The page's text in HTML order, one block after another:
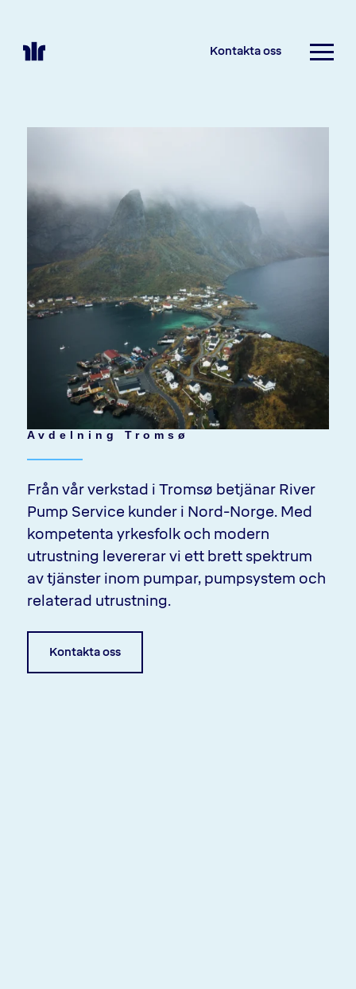
Kontakta oss
Avdelning Tromsø
Från vår verkstad i Tromsø betjänar River
Pump Service kunder i Nord-Norge. Med
kompetenta yrkesfolk och modern
utrustning levererar vi ett brett spektrum
av tjänster inom pumpar, pumpsystem och
relaterad utrustning.
Kontakta oss